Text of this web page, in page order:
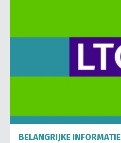
BELANGRIJKE INFORMATIE